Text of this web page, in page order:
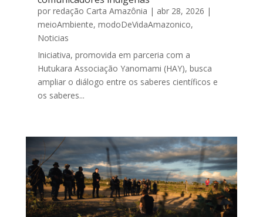
por redação Carta Amazônia | abr 28, 2026 |
meioAmbiente, modoDeVidaAmazonico,
Noticias
Iniciativa, promovida em parceria com a
Hutukara Associação Yanomami (HAY), busca
ampliar o diálogo entre os saberes científicos e
os saberes...